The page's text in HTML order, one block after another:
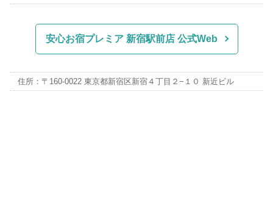
安心お宿プレミア 新宿駅前店 公式Web
住所：〒160-0022 東京都新宿区新宿４丁目２−１０ 新近ビル